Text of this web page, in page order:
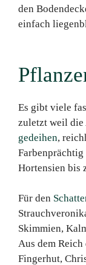
den
einfach
Es gibt viele
zuletzt weil die
gedeihen,
Hortensien bis
Für den
Skimmien,
Aus dem
Fingerhut,